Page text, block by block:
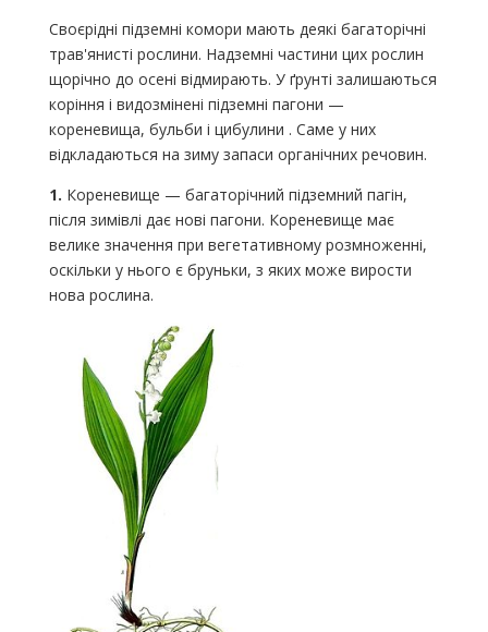
Своєрідні підземні комори мають деякі багаторічні
трав'янисті рослини. Надземні частини цих рослин
щорічно до осені відмирають. У ґрунті залишаються
коріння і видозмінені підземні пагони —
кореневища, бульби і цибулини . Саме у них
відкладаються на зиму запаси органічних речовин.
1. Кореневище — багаторічний підземний пагін,
після зимівлі дає нові пагони. Кореневище має
велике значення при вегетативному розмноженні,
оскільки у нього є бруньки, з яких може вирости
нова рослина.